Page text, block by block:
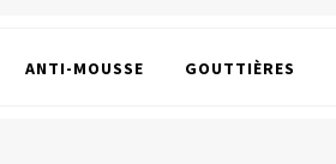
ANTI-MOUSSE GOUTTIÈRES